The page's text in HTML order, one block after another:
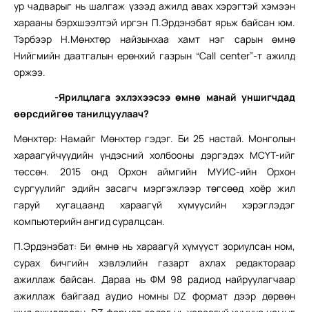
ур чадварыг нь шалгаж үзээд ажилд авах хэрэгтэй хэмээн
харааны бэрхшээлтэй иргэн П.Эрдэнэбат ярьж байсан юм.
Тэрбээр Н.Мөнхтөр найзынхаа хамт нэг сарын өмнө
Нийгмийн даатгалын ерөнхий газрын “Call center”-т ажилд
оржээ.
-Ярилцлага эхлэхээсээ өмнө манай уншигчдад
өөрсдийгөө танилцуулаач?
Мөнхтөр: Намайг Мөнхтөр гэдэг. Би 25 настай. Монголын
хараагүйчүүдийн үндэсний холбооны дэргэдэх МСҮТ-ийг
төссөн. 2015 онд Орхон аймгийн МУИС-ийн Орхон
сургуулийг эдийн засагч мэргэжлээр төгсөөд хоёр жил
гаруй хугацаанд хараагүй хүмүүсийн хэрэглэдэг
компьютерийн ангид суралцсан.
П.Эрдэнэбат: Би өмнө нь хараагүй хүмүүст зориулсан ном,
сурах бичгийн хэвлэлийн газарт ахлах редактораар
ажиллаж байсан. Дараа нь ФМ 98 радиод найруулагчаар
ажиллаж байгаад аудио номны DZ формат дээр дөрвөн